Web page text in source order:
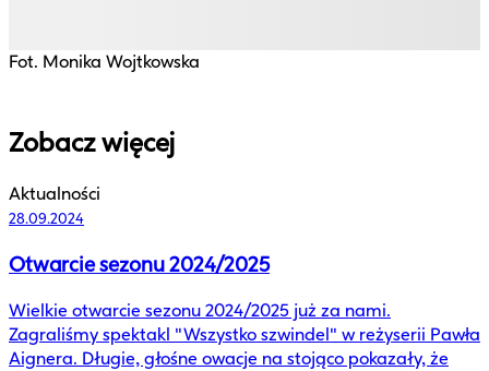
Fot. Monika Wojtkowska
Zobacz więcej
Aktualności
28.09.2024
Otwarcie sezonu 2024/2025
Wielkie otwarcie sezonu 2024/2025 już za nami.
Zagraliśmy spektakl "Wszystko szwindel" w reżyserii Pawła
Aignera. Długie, głośne owacje na stojąco pokazały, że